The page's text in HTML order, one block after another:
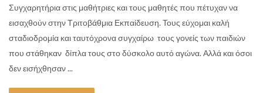
Συγχαρητήρια στις μαθήτριες και τους μαθητές που πέτυχαν να
εισαχθούν στην Τριτοβάθμια Εκπαίδευση. Τους εύχομαι καλή
σταδιοδρομία και ταυτόχρονα συγχαίρω τους γονείς των παιδιών
που στάθηκαν δίπλα τους στο δύσκολο αυτό αγώνα. Αλλά και όσοι
δεν εισήχθησαν ...